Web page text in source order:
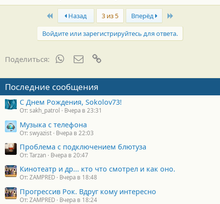
First Назад 3 из 5 Вперёд
Войдите или зарегистрируйтесь для ответа.
Поделиться: WhatsAppЭлектронная почта
Последние сообщения
С Днем Рождения, Sokolov73!
От: sakh_patrol Вчера в 23:31
Музыка с телефона
От: swyazist Вчера в 22:03
Проблема с подключением блютуза
От: Tarzan Вчера в 20:47
Кинотеатр и др... кто что смотрел и как оно.
От: ZAMPRED Вчера в 18:48
Прогрессив Рок. Вдруг кому интересно
От: ZAMPRED Вчера в 18:24